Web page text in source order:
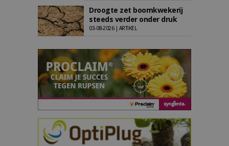
Droogte zet boomkwekerij
steeds verder onder druk
03-08-2026 | ARTIKEL